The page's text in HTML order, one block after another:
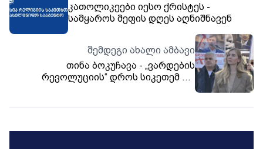
კათოლიკეები იესო ქრისტეს -
სამყაროს მეფის დღეს აღნიშნავენ
შემდეგი ახალი ამბავი
თინა ბოკუჩავა - „ვარდების
რევოლუციის“ დროს სიკეთემ და